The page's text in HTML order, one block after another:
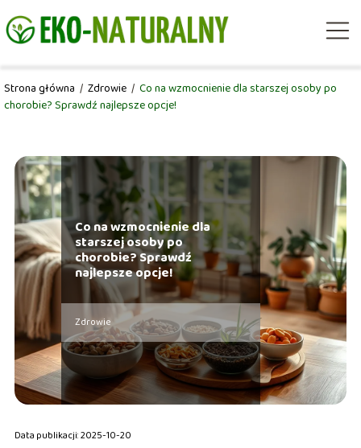
Strona główna / Zdrowie / Co na wzmocnienie dla starszej osoby po
chorobie? Sprawdź najlepsze opcje!
Co na wzmocnienie dla
starszej osoby po
chorobie? Sprawdź
najlepsze opcje!
Zdrowie
Data publikacji: 2025-10-20